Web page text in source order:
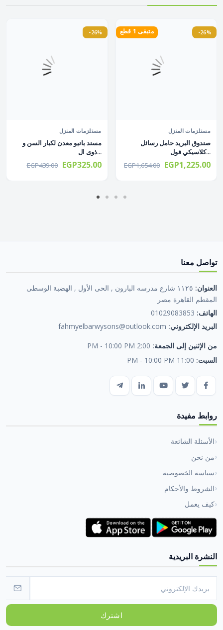
-26%
مستلزمات المنزل
مسند بانيو معدن لكبار السن و
ذوى ال...
EGP439.00 EGP325.00
-26% متبقى 1 قطع
مستلزمات المنزل
صندوق البريد حامل رسائل
كلاسيكي فول...
EGP1,654.00 EGP1,225.00
تواصل معنا
العنوان:
١١٢٥ شارع مدرسه البارون , الحى الأول , الهضبة الوسطى
المقطم القاهرة مصر
الهاتف: 01029083853
البريد الإلكتروني: fahmyelbarwysons@outlook.com
من الإثنين إلى الجمعة: 2:00 PM - 10:00 PM
السبت: 11:00 PM - 10:00 PM
روابط مفيدة
الأسئلة الشائعة
من نحن
سياسة الخصوصية
الشروط والأحكام
كيف يعمل
النشرة البريدية
اشترك